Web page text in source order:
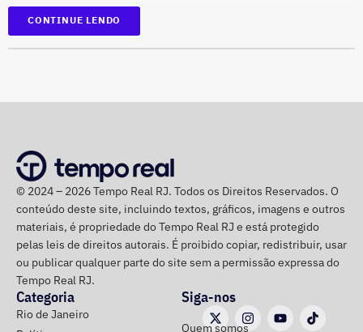
Suspensão temporária de contas que não fossem
Proibição de distribuição paga por contas ainda não
campanha ou conjunto de dados.
No julgamento definitivo, o município pretende obter a
remoção permanente dos conteúdos considerados
ilícitos, a desativação das contas comprovadamente
falsas ou utilizadas continuamente para ilegalidades e a
exclusão de cópias idênticas das publicações.
A ação também busca obrigar os responsáveis a publicar
*Em atualização
CONTINUE LENDO
© 2024 – 2026 Tempo Real RJ. Todos os Direitos Reservados. O
conteúdo deste site, incluindo textos, gráficos, imagens e outros
materiais, é propriedade do Tempo Real RJ e está protegido
pelas leis de direitos autorais. É proibido copiar, redistribuir, usar
ou publicar qualquer parte do site sem a permissão expressa do
Tempo Real RJ.
Categoria
Rio de Janeiro
Siga-nos
Quem somos